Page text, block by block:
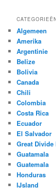
Algemeen
Amerika
Argentinie
Belize
Bolivia
Canada
Chili
Colombia
Costa Rica
Ecuador
El Salvador
Great Divide
Guatamala
Guatemala
Honduras
IJsland